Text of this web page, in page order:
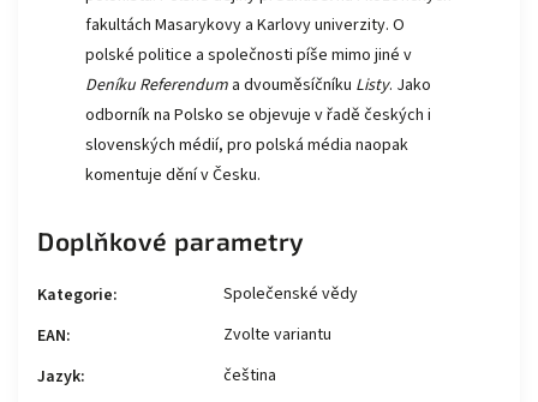
fakultách Masarykovy a Karlovy univerzity. O
polské politice a společnosti píše mimo jiné v
Deníku Referendum a dvouměsíčníku Listy. Jako
odborník na Polsko se objevuje v řadě českých i
slovenských médií, pro polská média naopak
komentuje dění v Česku.
Doplňkové parametry
Kategorie:
Společenské vědy
EAN:
Zvolte variantu
Jazyk:
čeština